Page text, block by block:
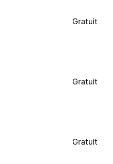
Gratuit
Gratuit
Gratuit